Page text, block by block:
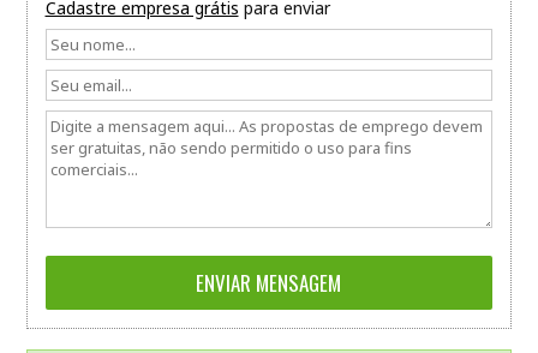
Cadastre empresa grátis para enviar